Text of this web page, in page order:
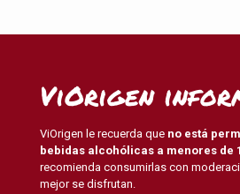
ViOrigen
ViOrigen le recuerda que no está
bebidas alcohólicas a menores de
recomienda consumirlas con
mejor se disfrutan.